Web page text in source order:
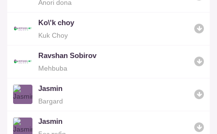
Anori dona
Ko\'k choy
Kuk Choy
Ravshan Sobirov
Mehbuba
Jasmin
Bargard
Jasmin